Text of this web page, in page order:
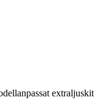
extraljuskit